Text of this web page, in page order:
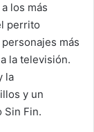
a los más
perrito
más
la televisión.
la
y un
Sin Fin.